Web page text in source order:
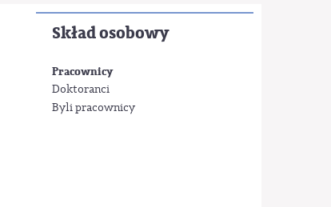
Skład osobowy
Pracownicy
Doktoranci
Byli pracownicy